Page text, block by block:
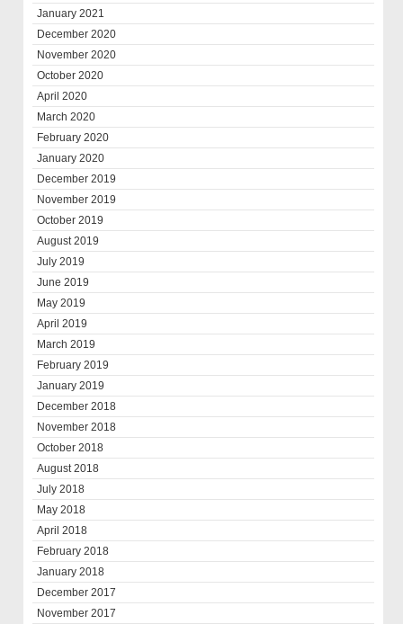
January 2021
December 2020
November 2020
October 2020
April 2020
March 2020
February 2020
January 2020
December 2019
November 2019
October 2019
August 2019
July 2019
June 2019
May 2019
April 2019
March 2019
February 2019
January 2019
December 2018
November 2018
October 2018
August 2018
July 2018
May 2018
April 2018
February 2018
January 2018
December 2017
November 2017